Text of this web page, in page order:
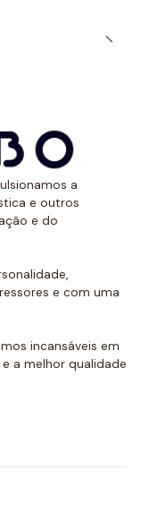
a
e outros
e do
e com uma
incansáveis em
a melhor qualidade